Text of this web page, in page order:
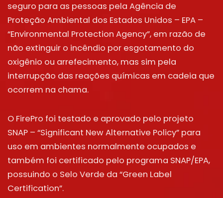
seguro para as pessoas pela Agência de
Proteção Ambiental dos Estados Unidos – EPA –
“Environmental Protection Agency”, em razão de
não extinguir o incêndio por esgotamento do
oxigênio ou arrefecimento, mas sim pela
interrupção das reações químicas em cadeia que
ocorrem na chama.
O FirePro foi testado e aprovado pelo projeto
SNAP – “Significant New Alternative Policy” para
uso em ambientes normalmente ocupados e
também foi certificado pelo programa SNAP/EPA,
possuindo o Selo Verde da “Green Label
Certification”.